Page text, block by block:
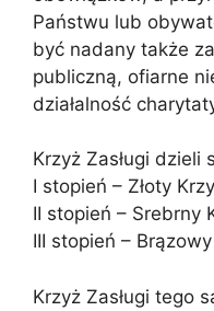
Państwu lub
być nadany także
publiczną, ofiarne
działalność
Krzyż Zasługi dzieli
I stopień – Złoty
II stopień – Srebrny
III stopień –
Krzyż Zasługi tego